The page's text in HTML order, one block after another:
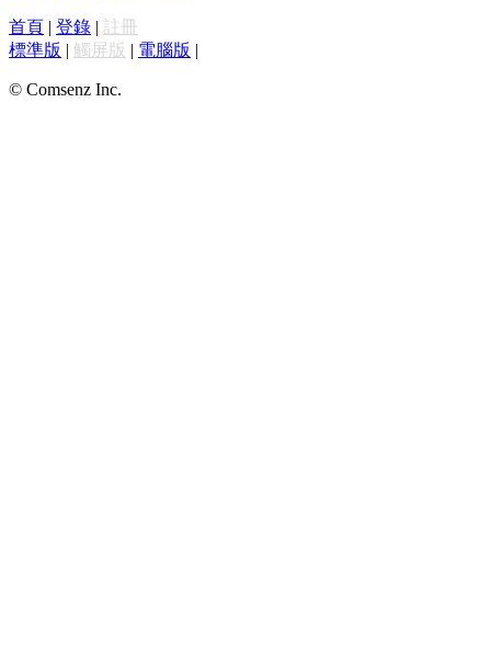
首頁 | 登錄 | 註冊
標準版 | 觸屏版 | 電腦版 |
© Comsenz Inc.